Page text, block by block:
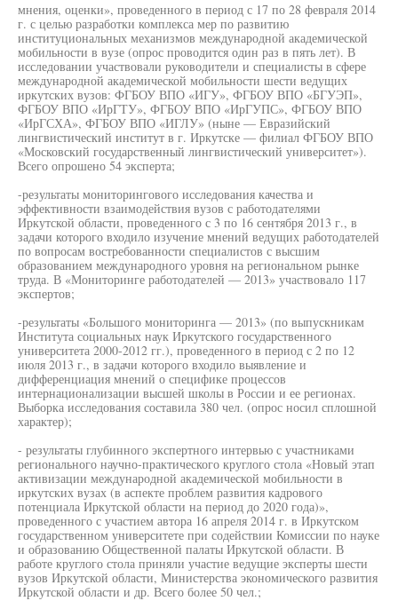
мнения, оценки», проведенного в период с 17 по 28 февраля 2014
г. с целью разработки комплекса мер по развитию
институциональных механизмов международной академической
мобильности в вузе (опрос проводится один раз в пять лет). В
исследовании участвовали руководители и специалисты в сфере
международной академической мобильности шести ведущих
иркутских вузов: ФГБОУ ВПО «ИГУ», ФГБОУ ВПО «БГУЭП»,
ФГБОУ ВПО «ИрГТУ», ФГБОУ ВПО «ИрГУПС», ФГБОУ ВПО
«ИрГСХА», ФГБОУ ВПО «ИГЛУ» (ныне — Евразийский
лингвистический институт в г. Иркутске — филиал ФГБОУ ВПО
«Московский государственный лингвистический университет»).
Всего опрошено 54 эксперта;
-результаты мониторингового исследования качества и
эффективности взаимодействия вузов с работодателями
Иркутской области, проведенного с 3 по 16 сентября 2013 г., в
задачи которого входило изучение мнений ведущих работодателей
по вопросам востребованности специалистов с высшим
образованием международного уровня на региональном рынке
труда. В «Мониторинге работодателей — 2013» участвовало 117
экспертов;
-результаты «Большого мониторинга — 2013» (по выпускникам
Института социальных наук Иркутского государственного
университета 2000-2012 гг.), проведенного в период с 2 по 12
июля 2013 г., в задачи которого входило выявление и
дифференциация мнений о специфике процессов
интернационализации высшей школы в России и ее регионах.
Выборка исследования составила 380 чел. (опрос носил сплошной
характер);
- результаты глубинного экспертного интервью с участниками
регионального научно-практического круглого стола «Новый этап
активизации международной академической мобильности в
иркутских вузах (в аспекте проблем развития кадрового
потенциала Иркутской области на период до 2020 года)»,
проведенного с участием автора 16 апреля 2014 г. в Иркутском
государственном университете при содействии Комиссии по науке
и образованию Общественной палаты Иркутской области. В
работе круглого стола приняли участие ведущие эксперты шести
вузов Иркутской области, Министерства экономического развития
Иркутской области и др. Всего более 50 чел.;